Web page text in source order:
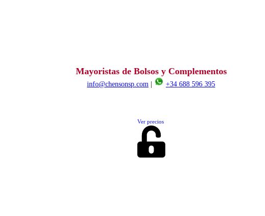
Mayoristas de Bolsos y Complementos
info@chensonsp.com
+34 688 596 395
Ver precios